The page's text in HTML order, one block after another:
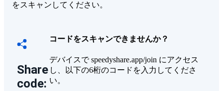
をスキャンしてください。
Share
code:
コードをスキャンできませんか？
デバイスで speedyshare.app/join にアクセス
し、以下の6桁のコードを入力してくださ
い。